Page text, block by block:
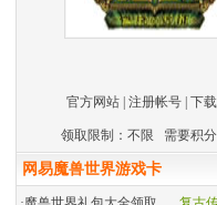
官方网站 注册帐号 | 下
领取限制：不限 需要积分
网易魔兽世界游戏卡